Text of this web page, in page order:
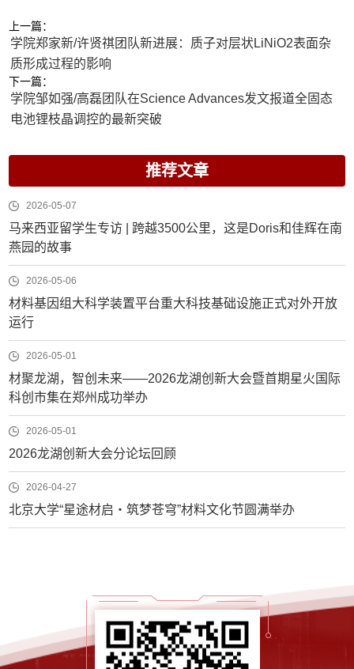
上一篇：
学院郑家新/许贤祺团队新进展：质子对层状LiNiO2表面杂
质形成过程的影响
下一篇：
学院邹如强/高磊团队在Science Advances发文报道全固态
电池锂枝晶调控的最新突破
推荐文章
2026-05-07
马来西亚留学生专访 | 跨越3500公里，这是Doris和佳辉在南
燕园的故事
2026-05-06
材料基因组大科学装置平台重大科技基础设施正式对外开放
运行
2026-05-01
材聚龙湖，智创未来——2026龙湖创新大会暨首期星火国际
科创市集在郑州成功举办
2026-05-01
2026龙湖创新大会分论坛回顾
2026-04-27
北京大学“星途材启・筑梦苍穹”材料文化节圆满举办